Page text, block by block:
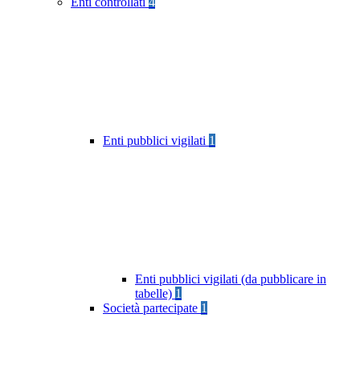
Enti pubblici vigilati 1
Enti pubblici vigilati (da pubblicare in
tabelle) 1
Società partecipate 1